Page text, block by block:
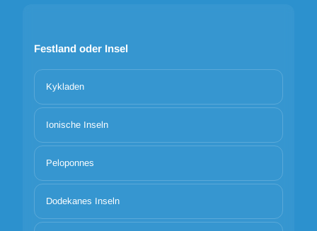
Festland oder Insel
Kykladen
Ionische Inseln
Peloponnes
Dodekanes Inseln